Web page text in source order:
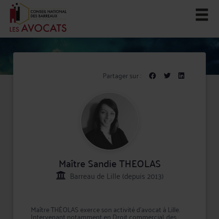
Partager sur :
Maître Sandie THEOLAS
Barreau de Lille (depuis 2013)
Maître THÉOLAS exerce son activité d'avocat à Lille.
Intervenant notamment en Droit commercial, des